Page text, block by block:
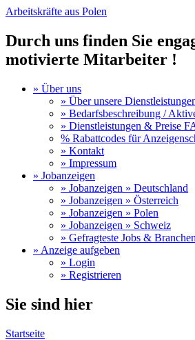
Arbeitskräfte aus Polen
Durch uns finden Sie
motivierte Mitarbeiter !
» Über uns
» Über unsere
» Bedarfsbeschreibung /
» Dienstleistungen & Preise
% Rabattcodes für
» Kontakt
» Impressum
» Jobanzeigen
» Jobanzeigen » Deutschland
» Jobanzeigen » Österreich
» Jobanzeigen » Polen
» Jobanzeigen » Schweiz
» Gefragteste Jobs & Branchen
» Anzeige aufgeben
» Login
» Registrieren
Sie sind hier
Startseite